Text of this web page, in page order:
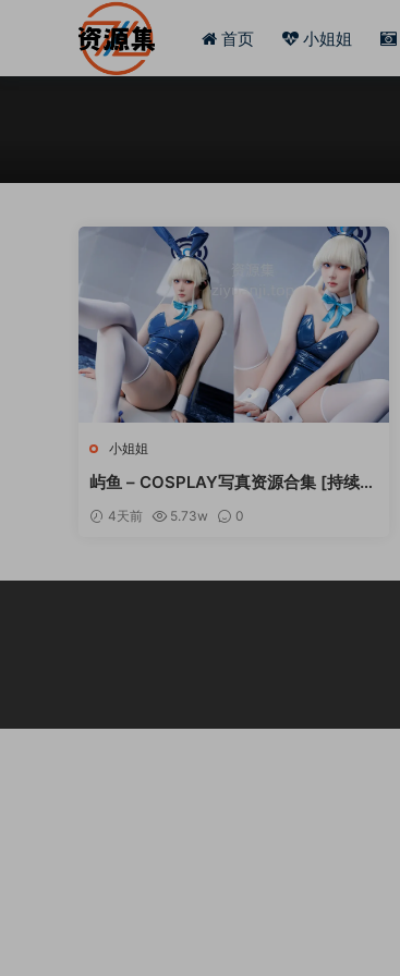
首页 小姐姐
小姐姐
屿鱼 – COSPLAY写真资源合集 [持续更
4天前 5.73w 0